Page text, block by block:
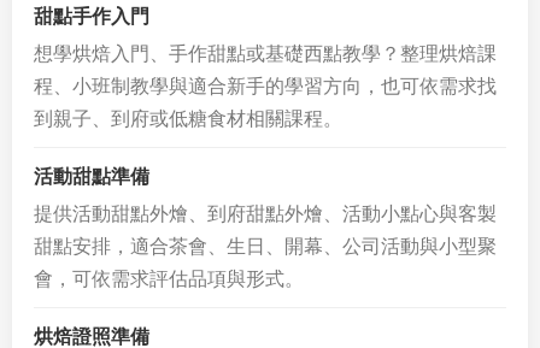
甜點手作入門
想學烘焙入門、手作甜點或基礎西點教學？整理烘焙課
程、小班制教學與適合新手的學習方向，也可依需求找
到親子、到府或低糖食材相關課程。
活動甜點準備
提供活動甜點外燴、到府甜點外燴、活動小點心與客製
甜點安排，適合茶會、生日、開幕、公司活動與小型聚
會，可依需求評估品項與形式。
烘焙證照準備